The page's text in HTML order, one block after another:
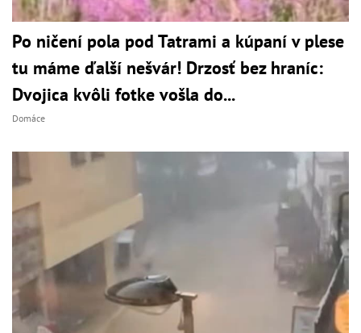
Po ničení pola pod Tatrami a kúpaní v plese
tu máme ďalší nešvár! Drzosť bez hraníc:
Dvojica kvôli fotke vošla do...
Domáce